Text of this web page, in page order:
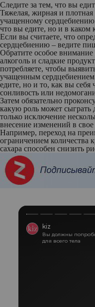
Следите за тем, что вы
Тяжелая, жирная и
учащенному
что вы едите, но и в каком
Если вы считаете, что
сердцебиению – ведите
Обратите особое внимание
алкоголь и сладкие
потребляете, чтобы
учащенным
едите, но и то, как вы себя
сонливость или
Затем обязательно
какую роль может сыграть
только исключение
внесение изменений в
Например, переход на
ограничением количества
сахара способен снизить